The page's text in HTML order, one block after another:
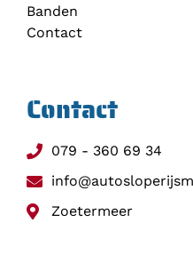
Banden
Contact
Contact
079 - 360 69 34
Zoetermeer